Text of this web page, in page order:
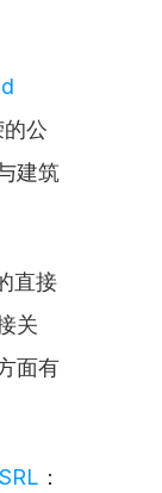
的公
建筑
直接
关
面有
：